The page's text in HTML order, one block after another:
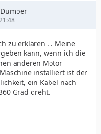
zu erklären ... Meine
kann, wenn ich die
anderen Motor
installiert ist der
ein Kabel nach
Grad dreht.